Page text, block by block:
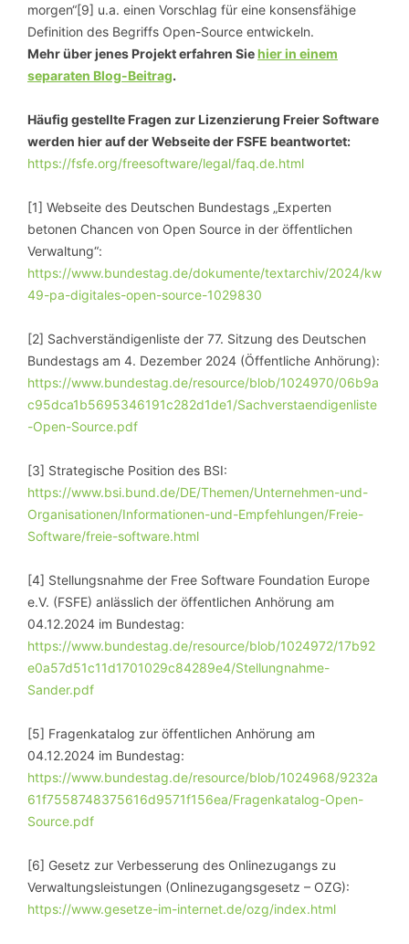
morgen“[9] u.a. einen Vorschlag für eine konsensfähige
Definition des Begriffs Open-Source entwickeln.
Mehr über jenes Projekt erfahren Siehier in einem
separaten Blog-Beitrag.
Häufig gestellte Fragen zur Lizenzierung Freier Software
werden hier auf der Webseite der FSFE beantwortet:
https://fsfe.org/freesoftware/legal/faq.de.html
[1] Webseite des Deutschen Bundestags „Experten
betonen Chancen von Open Source in der öffentlichen
Verwaltung“:
https://www.bundestag.de/dokumente/textarchiv/2024/kw
49-pa-digitales-open-source-1029830
[2] Sachverständigenliste der 77. Sitzung des Deutschen
Bundestags am 4. Dezember 2024 (Öffentliche Anhörung):
https://www.bundestag.de/resource/blob/1024970/06b9a
c95dca1b5695346191c282d1de1/Sachverstaendigenliste
-Open-Source.pdf
[3] Strategische Position des BSI:
https://www.bsi.bund.de/DE/Themen/Unternehmen-und-
Organisationen/Informationen-und-Empfehlungen/Freie-
Software/freie-software.html
[4] Stellungsnahme der Free Software Foundation Europe
e.V. (FSFE) anlässlich der öffentlichen Anhörung am
04.12.2024 im Bundestag:
https://www.bundestag.de/resource/blob/1024972/17b92
e0a57d51c11d1701029c84289e4/Stellungnahme-
Sander.pdf
[5] Fragenkatalog zur öffentlichen Anhörung am
04.12.2024 im Bundestag:
https://www.bundestag.de/resource/blob/1024968/9232a
61f7558748375616d9571f156ea/Fragenkatalog-Open-
Source.pdf
[6] Gesetz zur Verbesserung des Onlinezugangs zu
Verwaltungsleistungen (Onlinezugangsgesetz – OZG):
https://www.gesetze-im-internet.de/ozg/index.html